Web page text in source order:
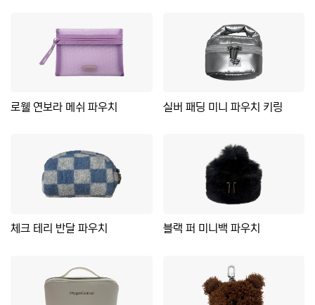
로웰 연보라 메쉬 파우치 실버 패딩 미니 파우치 키링
체크 테리 반달 파우치 블랙 퍼 미니백 파우치